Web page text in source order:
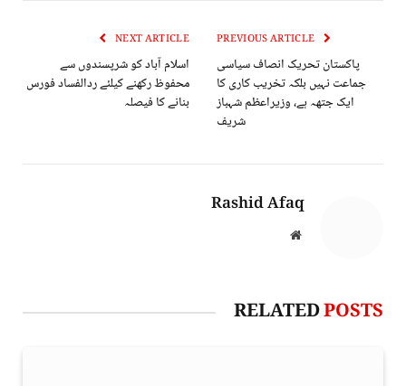
پاکستان تحریک انصاف سیاسی
جماعت نہیں بلکہ تخریب کاری کا
ایک جتھہ ہے، وزیراعظم شہباز
شریف
NEXT ARTICLE
اسلام آباد کو شرپسندوں سے
محفوظ رکھنے کیلئے ردالفساد فورس
بنانے کا فیصلہ
Rashid Afaq
Website
RELATEDPOSTS